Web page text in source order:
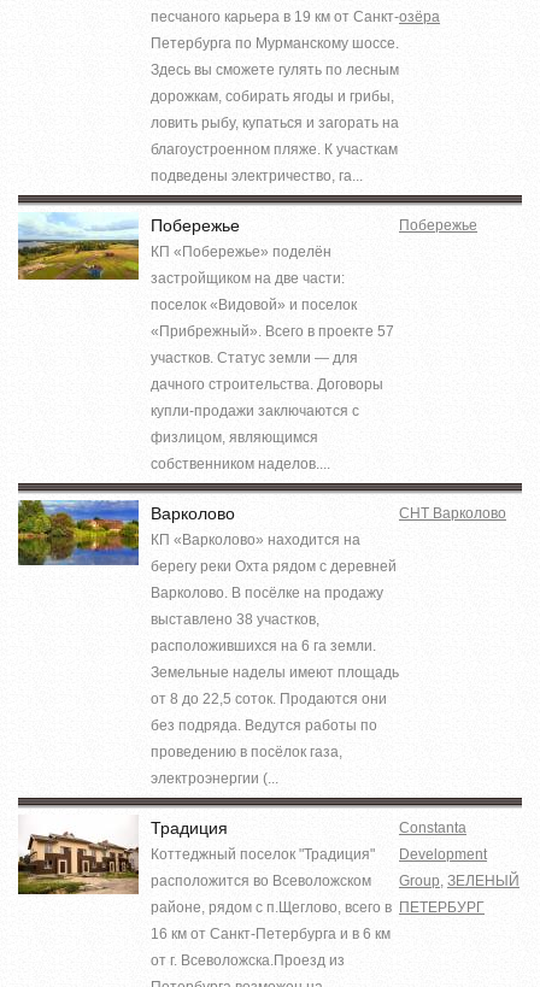
песчаного карьера в 19 км от Санкт-
Петербурга по Мурманскому шоссе.
Здесь вы сможете гулять по лесным
дорожкам, собирать ягоды и грибы,
ловить рыбу, купаться и загорать на
благоустроенном пляже. К участкам
подведены электричество, га...
озёра
Побережье
КП «Побережье» поделён
застройщиком на две части:
поселок «Видовой» и поселок
«Прибрежный». Всего в проекте 57
участков. Статус земли — для
дачного строительства. Договоры
купли-продажи заключаются с
физлицом, являющимся
собственником наделов....
Побережье
Варколово
КП «Варколово» находится на
берегу реки Охта рядом с деревней
Варколово. В посёлке на продажу
выставлено 38 участков,
расположившихся на 6 га земли.
Земельные наделы имеют площадь
от 8 до 22,5 соток. Продаются они
без подряда. Ведутся работы по
проведению в посёлок газа,
электроэнергии (...
СНТ Варколово
Традиция
Коттеджный поселок "Традиция"
расположится во Всеволожском
районе, рядом с п.Щеглово, всего в
16 км от Санкт-Петербурга и в 6 км
от г. Всеволожска.Проезд из
Constanta
Development
Group ЗЕЛЕНЫЙ
ПЕТЕРБУРГ